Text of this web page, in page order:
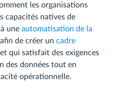
les organisations
capacités natives de
une automatisation de la
de créer un cadre
qui satisfait des exigences
des données tout en
opérationnelle.